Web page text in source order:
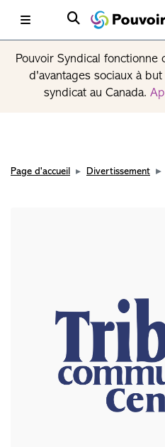
Pouvoir Syndical
d'avantages sociaux à
syndicat au Canada.
Page d'accueil Divertissement